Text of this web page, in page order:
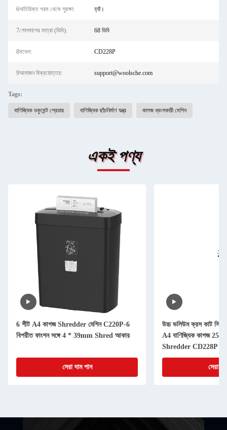
6অতিরিক্ত গরম থেকে সুরক্ষা: হ্যাঁ।
7গোলমালের মাত্রা (ডিবি): 68 ডিবি
8মডেল: CD228P
9আমাজন বিক্রয়োত্তর: support@woolsche.com
Tags:
বাণিজ্যিক ডকুমেন্ট শ্রেডার বাণিজ্যিক ছাঁচনির্মাণ যন্ত্র কাগজ ধ্বংসকারী মেশিন
একই পণ্য
6 শীট A4 কাগজ Shredder মেশিন C220P-6
বিপরীত ফাংশন সঙ্গে 4 * 39mm Shred আকার
সেরা দাম পান
উচ্চ ভলিউম ক্রস কাট সিডি
A4 বাণিজ্যিক কাগজ 25L
Shredder CD228P
সেরা